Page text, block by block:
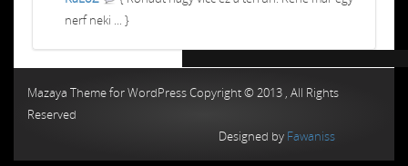
nerf neki ... }
Mazaya Theme for WordPress Copyright © 2013 , All Rights
Reserved
Designed by Fawaniss